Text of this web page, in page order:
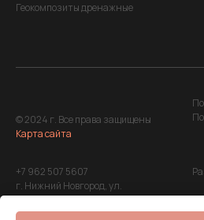
Геокомпозиты дренажные
© 2024 г. Все права защищены
Карта сайта
+7 962 507 5607
г. Нижний Новгород, ул.
Максима Горького, д. 220